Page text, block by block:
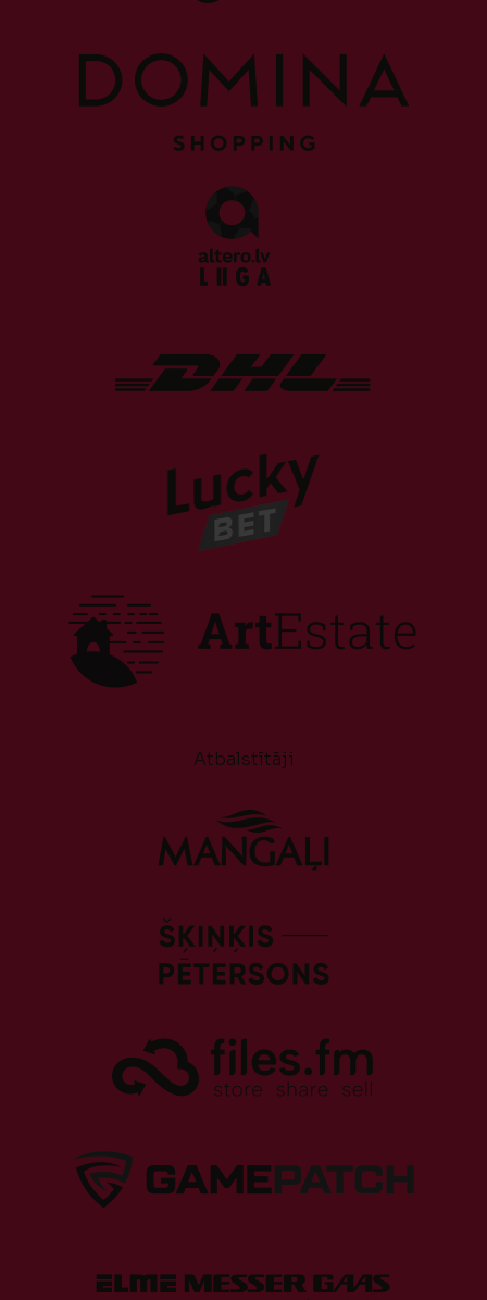
Atbalstītāji